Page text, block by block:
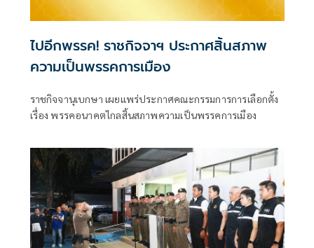
ไปอีกพรรค! ราชกิจจาฯ ประกาศสิ้นสภาพ
ความเป็นพรรคการเมือง
ราชกิจจานุเบกษา เผยแพร่ประกาศคณะกรรมการการเลือกตั้ง
เรื่อง พรรคอนาคตไกลสิ้นสภาพความเป็นพรรคการเมือง